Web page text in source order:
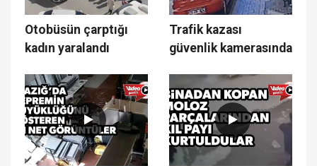
Otobüsün çarptığı
kadın yaralandı
Trafik kazası
güvenlik kamerasında